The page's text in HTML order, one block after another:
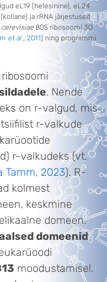
eL19 (helesinine), eL24
ja rRNA järjestused
cerevisiae 80S ribosoomi 3D
et al., 2011) ning programmi
. Nende
on r-valgud, mis
r-valkude
r-valkudeks (vt.
Tamm, 2023). R-
kolmest
keskmine
domeen.
domeenid
moodustamisel.